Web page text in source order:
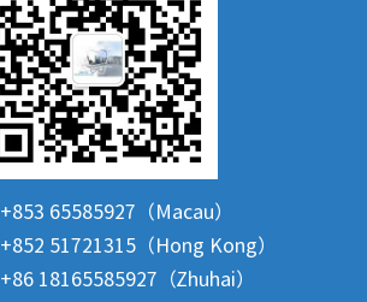
+853 65585927（Macau）
+852 51721315（Hong Kong）
+86 18165585927（Zhuhai）